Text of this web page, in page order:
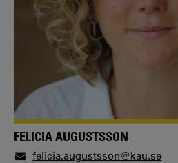
FELICIA AUGUSTSSON
felicia.augustsson@kau.se